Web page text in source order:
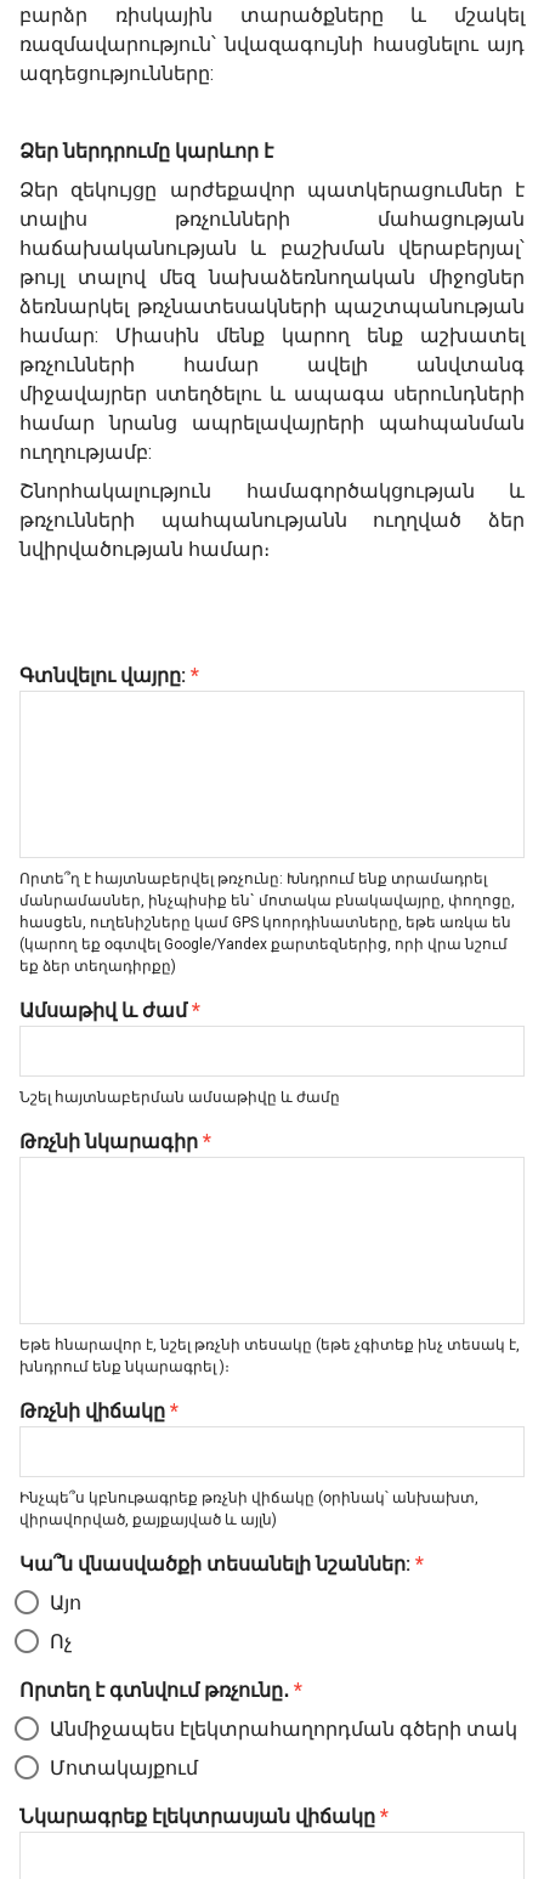
բարձր ռիսկային տարածքները և մշակել
ռազմավարություն՝ նվազագույնի հասցնելու այդ
ազդեցությունները:
Ձեր ներդրումը կարևոր է
Ձեր զեկույցը արժեքավոր պատկերացումներ է
տալիս թռչունների մահացության
հաճախականության և բաշխման վերաբերյալ՝
թույլ տալով մեզ նախաձեռնողական միջոցներ
ձեռնարկել թռչնատեսակների պաշտպանության
համար: Միասին մենք կարող ենք աշխատել
թռչունների համար ավելի անվտանգ
միջավայրեր ստեղծելու և ապագա սերունդների
համար նրանց ապրելավայրերի պահպանման
ուղղությամբ:
Շնորհակալություն համագործակցության և
թռչունների պահպանությանն ուղղված ձեր
նվիրվածության համար։
Գտնվելու վայրը: *
Որտե՞ղ է հայտնաբերվել թռչունը: Խնդրում ենք տրամադրել
մանրամասներ, ինչպիսիք են` մոտակա բնակավայրը, փողոցը,
հասցեն, ուղենիշները կամ GPS կոորդինատները, եթե առկա են
(կարող եք օգտվել Google/Yandex քարտեզներից, որի վրա նշում
եք ձեր տեղադիրքը)
Ամսաթիվ և ժամ*
Նշել հայտնաբերման ամսաթիվը և ժամը
Թռչնի նկարագիր *
Եթե հնարավոր է, նշել թռչնի տեսակը (եթե չգիտեք ինչ տեսակ է,
խնդրում ենք նկարագրել )։
Թռչնի վիճակը *
Ինչպե՞ս կբնութագրեք թռչնի վիճակը (օրինակ՝ անխախտ,
վիրավորված, քայքայված և այլն)
Կա՞ն վնասվածքի տեսանելի նշաններ: *
Այո
Ոչ
Որտեղ է գտնվում թռչունը․ *
Անմիջապես էլեկտրահաղորդման գծերի տակ
Մոտակայքում
Նկարագրեք էլեկտրասյան վիճակը *